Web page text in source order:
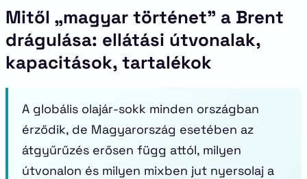
Mitől „magyar történet” a Brent
drágulása: ellátási útvonalak,
kapacitások, tartalékok
A globális olajár-sokk minden országban
érződik, de Magyarország esetében az
átgyűrűzés erősen függ attól, milyen
útvonalon és milyen mixben jut nyersolaj a